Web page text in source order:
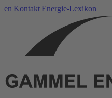
en Kontakt Energie-Lexikon